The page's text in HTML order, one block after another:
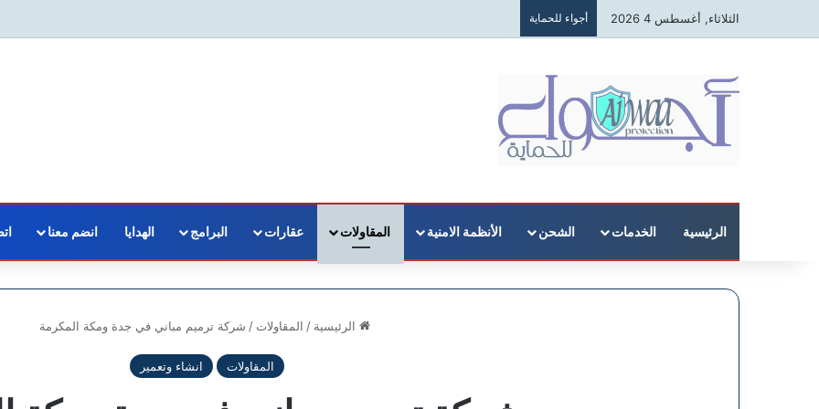
الثلاثاء, أغسطس 4 2026 أجواء للحماية
الرئيسية الخدمات الشحن الأنظمة الامنية المقاولات عقارات البرامج الهدايا انضم معنا
الرئيسية / المقاولات / شركة ترميم مباني في جدة ومكة المكرمة
المقاولات انشاء وتعمير